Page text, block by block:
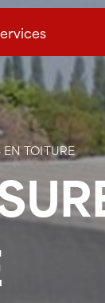
TOITURE